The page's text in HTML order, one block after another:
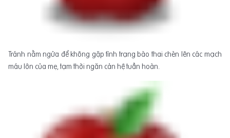
Tránh nằm ngửa để không gặp tình trạng bào thai chèn lên các mạch
máu lớn của mẹ, tạm thời ngăn cản hệ tuần hoàn.